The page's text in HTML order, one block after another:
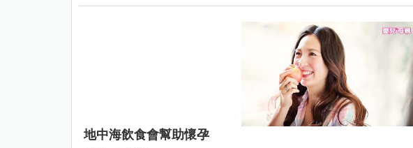
地中海飲食會幫助懷孕